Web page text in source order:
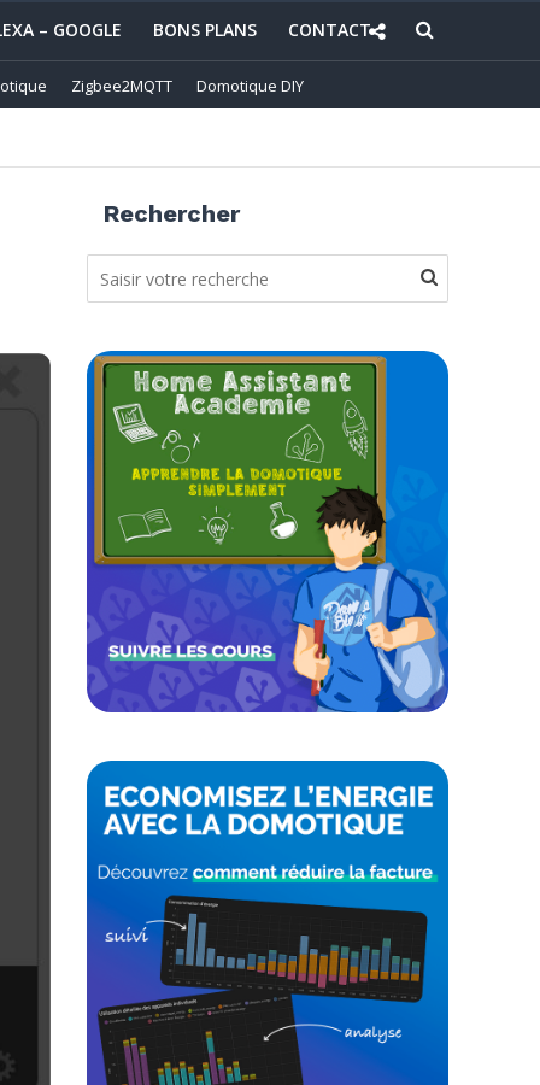
– GOOGLE BONS PLANS CONTACT
Zigbee2MQTT Domotique DIY
Rechercher